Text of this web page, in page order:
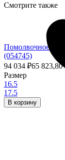
Помолвочное
(054745)
94 034 ₽65 823,80₽
Размер
16.5
17.5
В корзину
Смотрите также